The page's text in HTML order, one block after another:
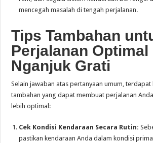
mencegah masalah di tengah perjalanan.
Tips Tambahan
Perjalanan Optimal
Nganjuk Grati
Selain jawaban atas pertanyaan umum,
tambahan yang dapat membuat perjalanan
lebih optimal:
Cek Kondisi Kendaraan Secara Rutin:
pastikan kendaraan Anda dalam kondisi